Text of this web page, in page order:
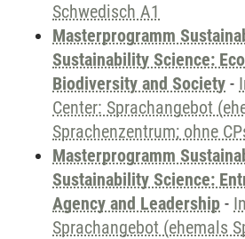
Schwedisch A1
Masterprogramm
Sustainability Science:
Biodiversity and Society -
Center: Sprachangebot
Sprachenzentrum; ohne
Masterprogramm
Sustainability Science:
Agency and Leadership -
Sprachangebot (ehemals